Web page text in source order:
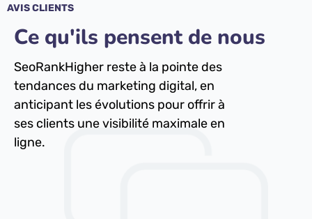
AVIS CLIENTS
Ce qu'ils pensent de nous
SeoRankHigher reste à la pointe des
tendances du marketing digital, en
anticipant les évolutions pour offrir à
ses clients une visibilité maximale en
ligne.